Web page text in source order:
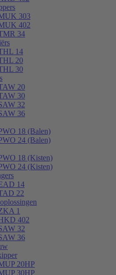
303
402
34
14
20
30
20
30
32
36
18 (Balen)
24 (Balen)
18 (Kisten)
24 (Kisten)
14
22
1
402
32
36
20HP
30HP